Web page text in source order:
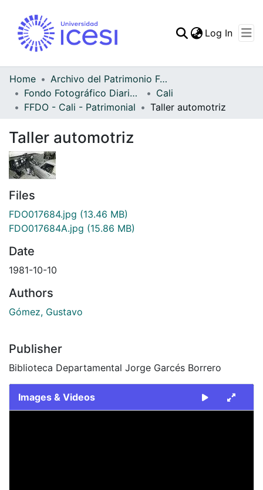
Statistics
Log In
Home
Archivo del Patrimonio Fotográfico y Fílmico del Valle del Cauca
Fondo Fotográfico Diario Occidente
Cali
FFDO - Cali - Patrimonial
Taller automotriz
Taller automotriz
Files
FDO017684.jpg (13.46 MB)
FDO017684A.jpg (15.86 MB)
Date
1981-10-10
Authors
Gómez, Gustavo
Publisher
Biblioteca Departamental Jorge Garcés Borrero
Images & Videos